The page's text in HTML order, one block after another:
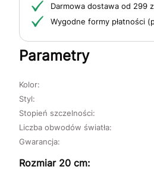
Darmowa dostawa od 299
Wygodne formy płatności
Parametry
Kolor:
Stopień szczelności:
Gwarancja:
Styl:
Liczba obwodów światła:
Rozmiar 20 cm: